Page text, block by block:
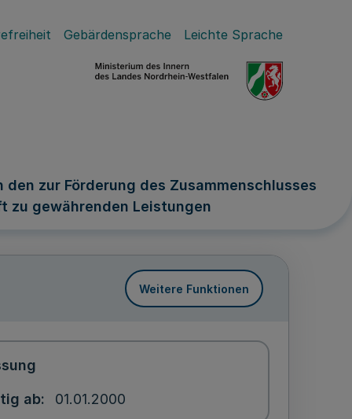
Gebärdensprache Leichte Sprache
zur Förderung des Zusammenschlusses
zu gewährenden Leistungen
Weitere Funktionen
ab 01.01.2000